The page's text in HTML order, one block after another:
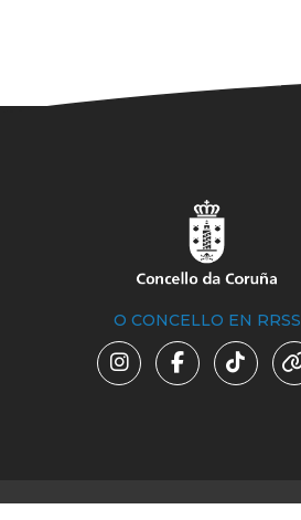
O CONCELLO EN RRSS